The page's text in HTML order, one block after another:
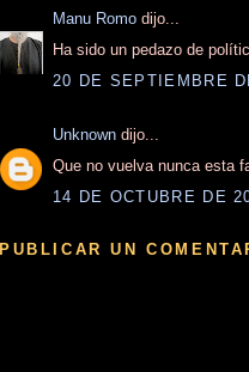
Manu Romo dijo...
Ha sido un pedazo de
20 DE SEPTIEMBRE
Unknown dijo...
Que no vuelva nunca esta
14 DE OCTUBRE DE
PUBLICAR UN